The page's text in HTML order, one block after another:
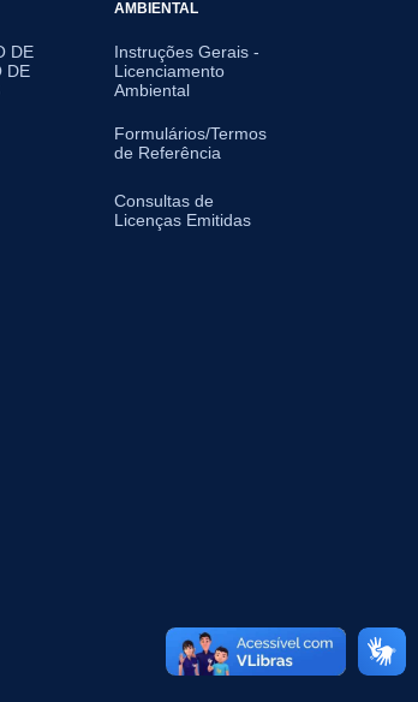
DE
DE
AMBIENTAL
Instruções Gerais -
Licenciamento
Ambiental
Formulários/Termos
de Referência
Consultas de
Licenças Emitidas